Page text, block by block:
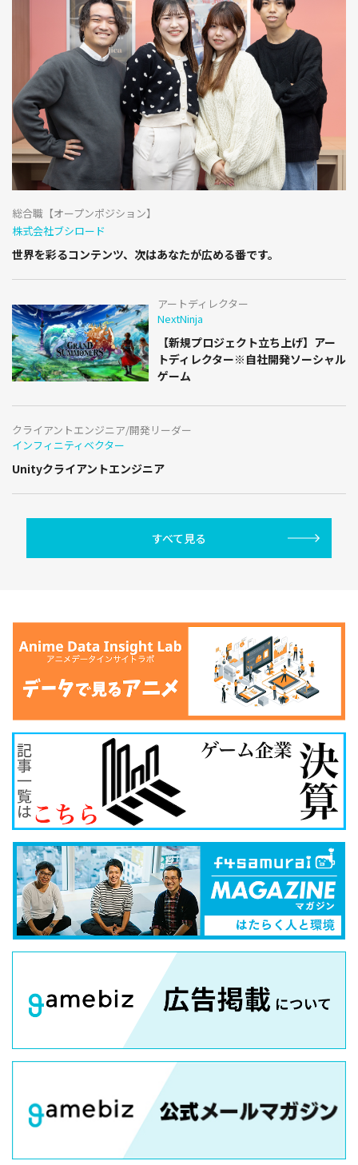
総合職【オープンポジション】
株式会社ブシロード
世界を彩るコンテンツ、次はあなたが広める番です。
アートディレクター
NextNinja
【新規プロジェクト立ち上げ】アー
トディレクター※自社開発ソーシャル
ゲーム
クライアントエンジニア/開発リーダー
インフィニティベクター
Unityクライアントエンジニア
すべて見る